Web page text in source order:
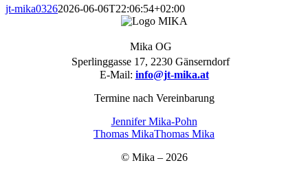
jt-mika03262026-06-06T22:06:54+02:00
Mika OG
Sperlinggasse 17, 2230 Gänserndorf
E-Mail: info@jt-mika.at
Termine nach Vereinbarung
Jennifer Mika-Pohn
Thomas MikaThomas Mika
© Mika – 2026